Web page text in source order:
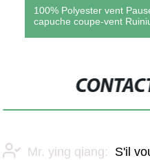
100% Polyester vent
capuche coupe-vent
Mr. ying qiang:
S'il